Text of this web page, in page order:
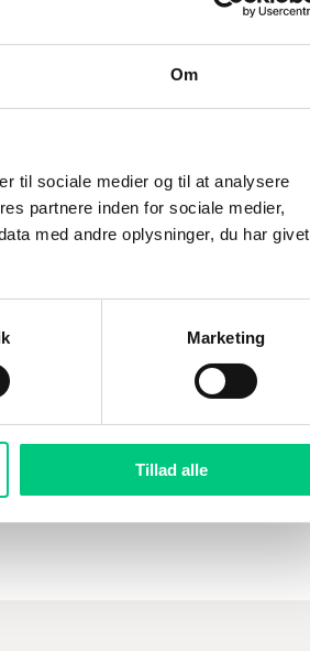
Om
til sociale medier og til at analysere
partnere inden for sociale medier,
med andre oplysninger, du har givet
Marketing
Tillad alle
der er fuldt